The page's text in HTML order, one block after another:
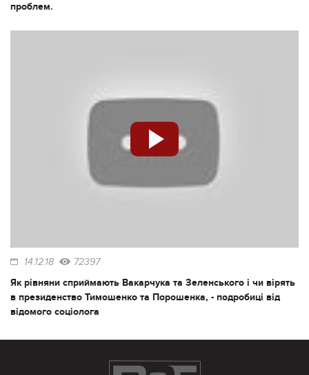
проблем.
14.12.18 72397
Як рівняни сприймають Вакарчука та Зеленського і чи вірять
в президенство Тимошенко та Порошенка, - подробиці від
відомого соціолога